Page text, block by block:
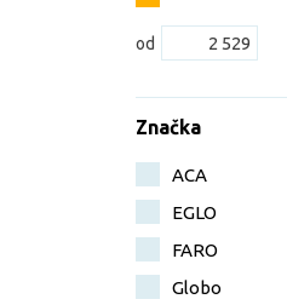
Značka
ACA
EGLO
FARO
Globo